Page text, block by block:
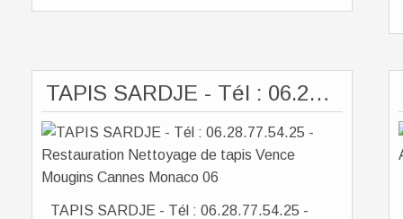
TAPIS SARDJE - Tél : 06.28.77.54.25 - Restauration Nettoyage de tapis Vence Mougins Cannes Monaco 06
TAPIS SARDJE - Tél : 06.28.77.54.25 -